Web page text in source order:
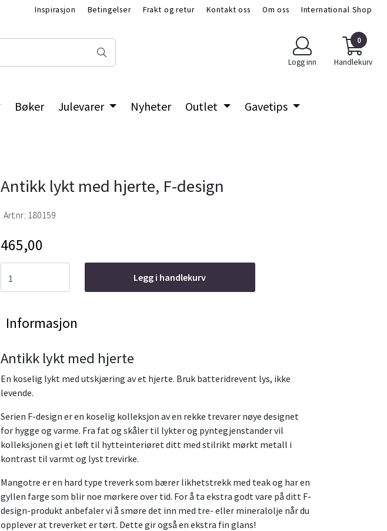
Inspirasjon Betingelser Frakt og retur Kontakt oss Om oss International Shop
Logg inn
0
Handlekurv
Bøker Julevarer Nyheter Outlet Gavetips
Antikk lykt med hjerte, F-design
Art.nr: 180159
465,00
Legg i handlekurv
Informasjon
Antikk lykt med hjerte
En koselig lykt med utskjæring av et hjerte. Bruk batteridrevent lys, ikke
levende.
Serien F-design er en koselig kolleksjon av en rekke trevarer nøye designet
for hygge og varme. Fra fat og skåler til lykter og pyntegjenstander vil
kolleksjonen gi et løft til hytteinteriøret ditt med stilrikt mørkt metall i
kontrast til varmt og lyst trevirke.
Mangotre er en hard type treverk som bærer likhetstrekk med teak og har en
gyllen farge som blir noe mørkere over tid. For å ta ekstra godt vare på ditt F-
design-produkt anbefaler vi å smøre det inn med tre- eller mineralolje når du
opplever at treverket er tørt. Dette gir også en ekstra fin glans!